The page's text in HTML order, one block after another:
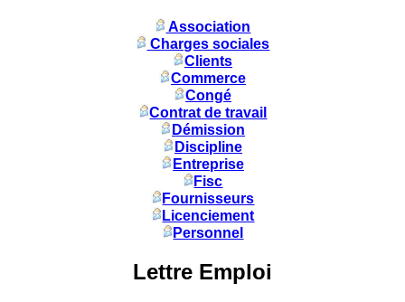
Association
Charges sociales
Clients
Commerce
Congé
Contrat de travail
Démission
Discipline
Entreprise
Fisc
Fournisseurs
Licenciement
Personnel
Lettre Emploi